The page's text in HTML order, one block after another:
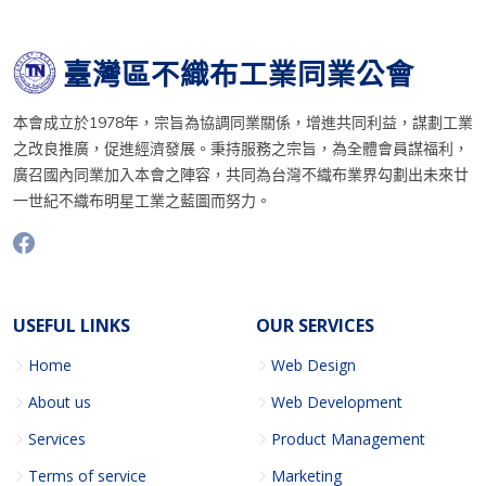
臺灣區不織布工業同業公會
本會成立於1978年，宗旨為協調同業關係，增進共同利益，謀劃工業
之改良推廣，促進經濟發展。秉持服務之宗旨，為全體會員謀福利，
廣召國內同業加入本會之陣容，共同為台灣不織布業界勾劃出未來廿
一世紀不織布明星工業之藍圖而努力。
USEFUL LINKS
Home
About us
Services
Terms of service
OUR SERVICES
Web Design
Web Development
Product Management
Marketing